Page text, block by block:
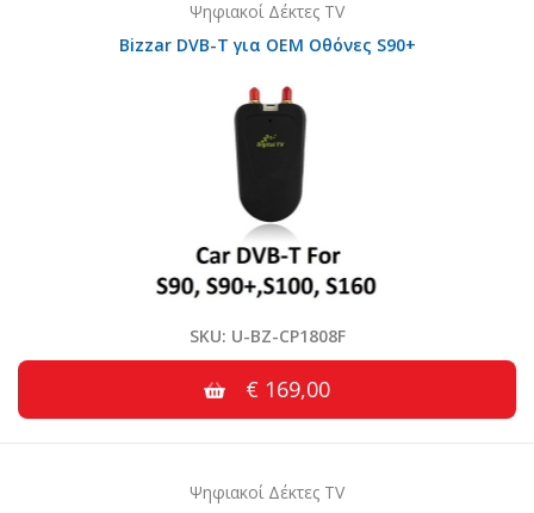
Ψηφιακοί Δέκτες TV
Bizzar DVB-T για OEM Οθόνες S90+
SKU: U-BZ-CP1808F
€ 169,00
Ψηφιακοί Δέκτες TV